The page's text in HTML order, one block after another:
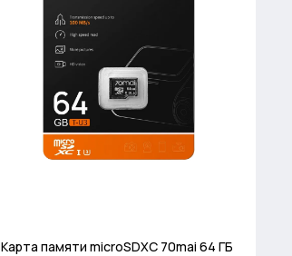
Карта памяти microSDXC 70mai 64 ГБ